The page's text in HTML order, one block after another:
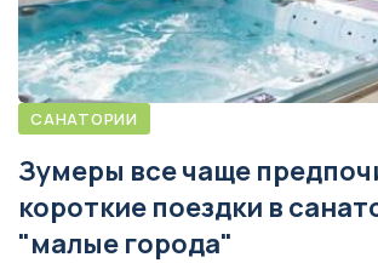
САНАТОРИИ
Зумеры все чаще
короткие поездки в
"малые города"